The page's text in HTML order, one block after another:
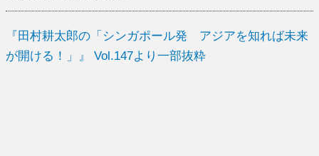
『田村耕太郎の「シンガポール発 アジアを知れば未来
が開ける！」』 Vol.147より一部抜粋